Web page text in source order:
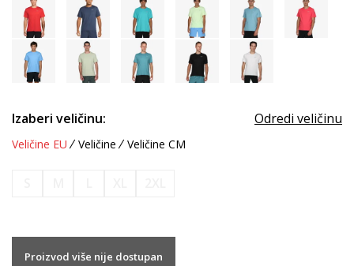
Izaberi veličinu: Odredi veličinu
Veličine EU Veličine Veličine CM
Proizvod više nije dostupan